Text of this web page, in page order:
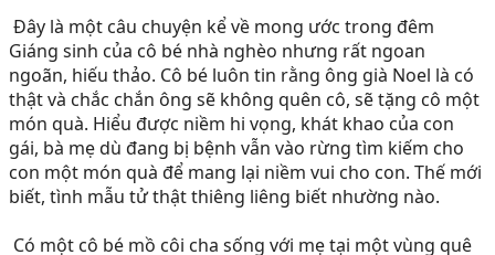
Giáng sinh của cô bé nhà nghèo nhưng rất ngoan
ngoãn, hiếu thảo. Cô bé luôn tin rằng ông già Noel là có
thật và chắc chắn ông sẽ không quên cô, sẽ tặng cô một
món quà. Hiểu được niềm hi vọng, khát khao của con
gái, bà mẹ dù đang bị bệnh vẫn vào rừng tìm kiếm cho
con một món quà để mang lại niềm vui cho con. Thế mới
biết, tình mẫu tử thật thiêng liêng biết nhường nào.